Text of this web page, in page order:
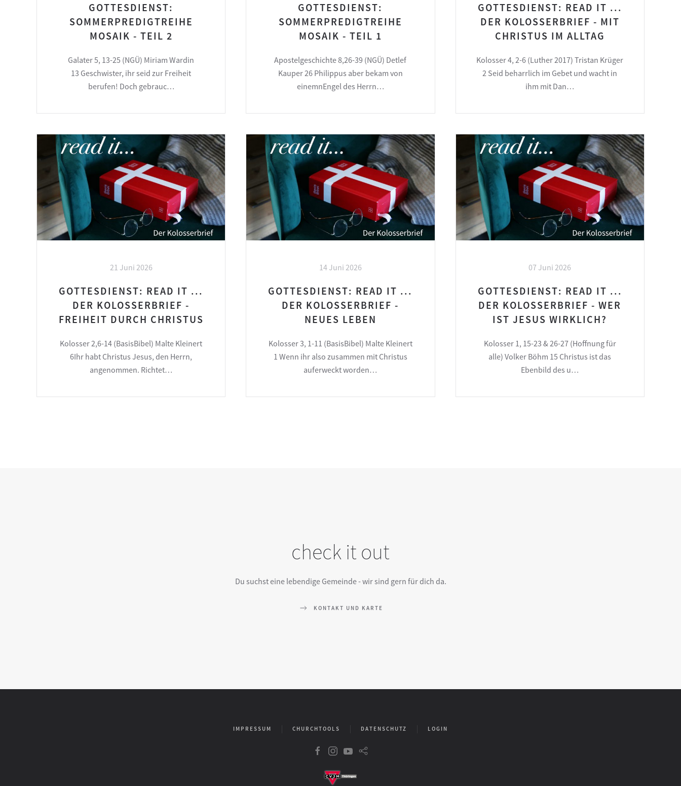
GOTTESDIENST:
SOMMERPREDIGTREIHE
MOSAIK - TEIL 2
Galater 5, 13-25 (NGÜ) Miriam Wardin
13 Geschwister, ihr seid zur Freiheit
berufen! Doch gebrauc…
GOTTESDIENST:
SOMMERPREDIGTREIHE
MOSAIK - TEIL 1
Apostelgeschichte 8,26-39 (NGÜ) Detlef
Kauper 26 Philippus aber bekam von
einemnEngel des Herrn…
GOTTESDIENST: READ IT ...
DER KOLOSSERBRIEF - MIT
CHRISTUS IM ALLTAG
Kolosser 4, 2-6 (Luther 2017) Tristan Krüger
2 Seid beharrlich im Gebet und wacht in
ihm mit Dan…
21 Juni 2026
GOTTESDIENST: READ IT ...
DER KOLOSSERBRIEF -
FREIHEIT DURCH CHRISTUS
Kolosser 2,6-14 (BasisBibel) Malte Kleinert
6Ihr habt Christus Jesus, den Herrn,
angenommen. Richtet…
14 Juni 2026
GOTTESDIENST: READ IT ...
DER KOLOSSERBRIEF -
NEUES LEBEN
Kolosser 3, 1-11 (BasisBibel) Malte Kleinert
1 Wenn ihr also zusammen mit Christus
auferweckt worden…
07 Juni 2026
GOTTESDIENST: READ IT ...
DER KOLOSSERBRIEF - WER
IST JESUS WIRKLICH?
Kolosser 1, 15-23 & 26-27 (Hoffnung für
alle) Volker Böhm 15 Christus ist das
Ebenbild des u…
check it out
Du suchst eine lebendige Gemeinde - wir sind gern für dich da.
KONTAKT UND KARTE
IMPRESSUM CHURCHTOOLS DATENSCHUTZ LOGIN